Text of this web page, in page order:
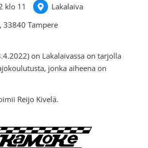
klo 11
Lakalaiva
33840 Tampere
on Lakalaivassa on tarjolla
jonka aiheena on
Reijo Kivelä.